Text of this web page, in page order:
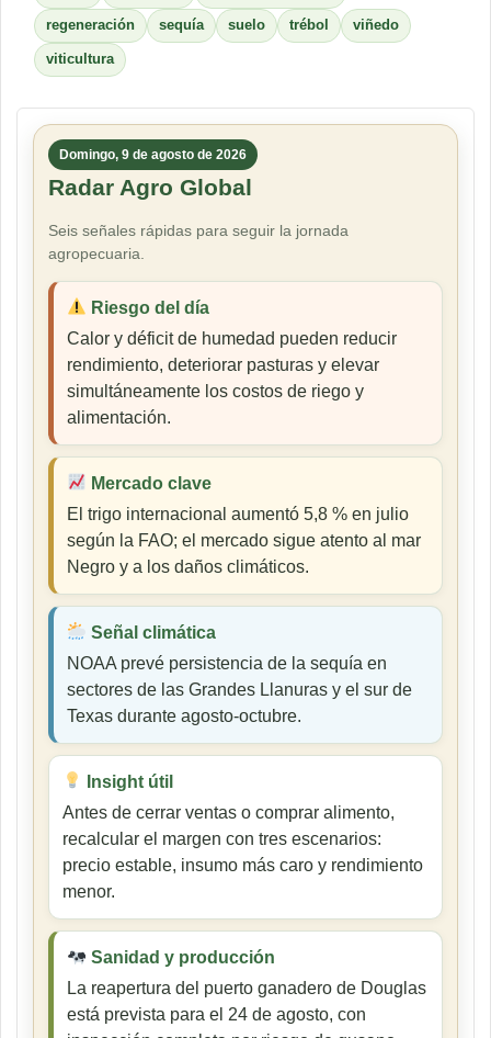
regeneración sequía suelo trébol viñedo
viticultura
Domingo, 9 de agosto de 2026
Radar Agro Global
Seis señales rápidas para seguir la jornada
agropecuaria.
Riesgo del día
Calor y déficit de humedad pueden reducir
rendimiento, deteriorar pasturas y elevar
simultáneamente los costos de riego y
alimentación.
Mercado clave
El trigo internacional aumentó 5,8 % en julio
según la FAO; el mercado sigue atento al mar
Negro y a los daños climáticos.
Señal climática
NOAA prevé persistencia de la sequía en
sectores de las Grandes Llanuras y el sur de
Texas durante agosto-octubre.
Insight útil
Antes de cerrar ventas o comprar alimento,
recalcular el margen con tres escenarios:
precio estable, insumo más caro y rendimiento
menor.
Sanidad y producción
La reapertura del puerto ganadero de Douglas
está prevista para el 24 de agosto, con